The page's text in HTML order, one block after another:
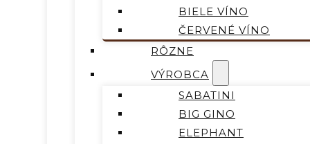
BIELE VÍNO
ČERVENÉ VÍNO
RÔZNE
VÝROBCA
SABATINI
BIG GINO
ELEPHANT